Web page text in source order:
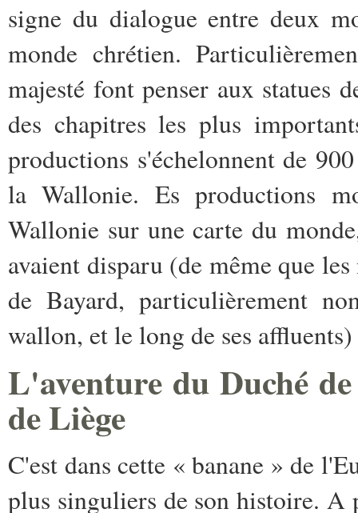
signe du dialogue entre deux
monde chrétien.
majesté font penser aux statues
des chapitres les plus
productions s'échelonnent de
la Wallonie. Es productions
Wallonie sur une carte du
avaient disparu (de même que
de Bayard, particulièrement
wallon, et le long de ses
L'aventure du Duché
de Liège
C'est dans cette « banane » de
plus singuliers de son histoire. A